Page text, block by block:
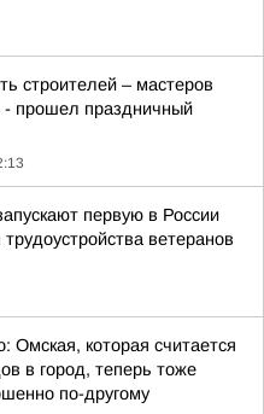
строителей – мастеров
- прошел праздничный
первую в России
ветеранов
Омская, которая считается
в город, теперь тоже
по-другому